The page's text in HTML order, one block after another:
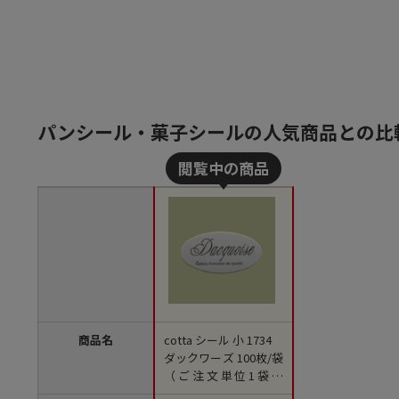
パンシール・菓子シールの人気商品との比
商品名
cotta シール 小 1734
ダックワーズ 100枚/袋
（ご注文単位1袋）
【直送品】